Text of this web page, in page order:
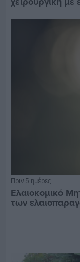
Πριν 5 ημέρες
Ελαιοκομικό
των